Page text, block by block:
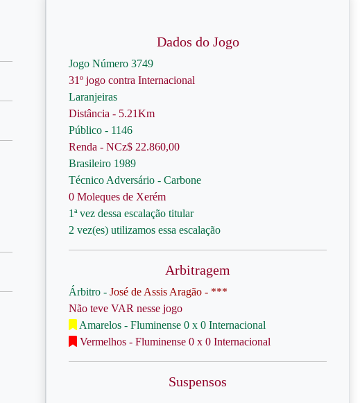
Dados do Jogo
Jogo Número 3749
31º jogo contra Internacional
Laranjeiras
Distância - 5.21Km
Público - 1146
Renda - NCz$ 22.860,00
Brasileiro 1989
Técnico Adversário - Carbone
0 Moleques de Xerém
1ª vez dessa escalação titular
2 vez(es) utilizamos essa escalação
Arbitragem
Árbitro - José de Assis Aragão - ***
Não teve VAR nesse jogo
Amarelos - Fluminense 0 x 0 Internacional
Vermelhos - Fluminense 0 x 0 Internacional
Suspensos